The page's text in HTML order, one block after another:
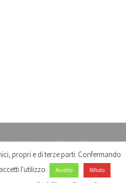
Senese (SIMUS)
di Siena 1240
Andrea Mattioli, 4/B -53100 Siena
- tel: 0577235469 -0577235468
propri e di terze parti. Confermando
l'utilizzo.
Accetto Rifiuto